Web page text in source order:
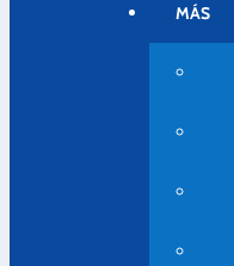
MÁS